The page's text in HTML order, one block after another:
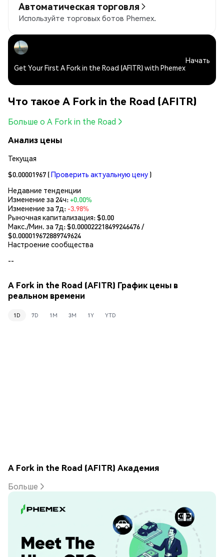
Автоматическая торговля
Используйте торговых ботов Phemex.
Get Your First A Fork in the Road (AFITR) with Phemex
Начать
Что такое A Fork in the Road (AFITR)
Больше о A Fork in the Road
Анализ цены
Текущая
$0.00001967 (Проверить актуальную цену )
Недавние тенденции
Изменение за 24ч:+0.00%
Изменение за 7д: -3.98%
Рыночная капитализация:$0.00
Макс./Мин. за 7д: $0.000022218499246476/
$0.000019672889749624
Настроение сообщества
--
A Fork in the Road (AFITR) График цены в
реальном времени
1D 7D 1M 3M 1Y YTD
A Fork in the Road (AFITR) Академия
Больше